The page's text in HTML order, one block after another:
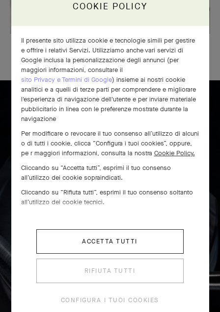
LA NOSTRA CONFEZIONE REGALO ESCLUSIVA
SCORRI PER SCOPRIRE
COOKIE POLICY
Il presente sito utilizza cookie e tecnologie simili per gestire
e offrire i relativi Servizi. Utilizziamo anche vari servizi di
Google inclusa la personalizzazione degli annunci (per
maggiori informazioni, consultare il
sito Privacy e Termini di Google) insieme ai nostri cookie
analitici e a quelli di terze parti per comprendere e migliorare
l'esperienza di navigazione dell'utente e per inviare materiale
pubblicitario in linea con le preferenze mostrate durante la
navigazione
Per modificare o revocare il tuo consenso all’utilizzo di alcuni
o di tutti i cookie, clicca “Configura i tuoi cookies”, oppure,
pe r maggiori informazioni, consulta la nostra Cookie Policy.
Cliccando su “Accetta tutti”, esprimi il tuo consenso
all’utilizzo dei cookie sopraindicati.
Cliccando su “Rifiuta tutti”, esprimi il tuo consenso soltanto
all’utilizzo dei cookie tecnici.
ACCETTA TUTTI
RIFIUTA TUTTI
CONFIGURA I TUOI COOKIES